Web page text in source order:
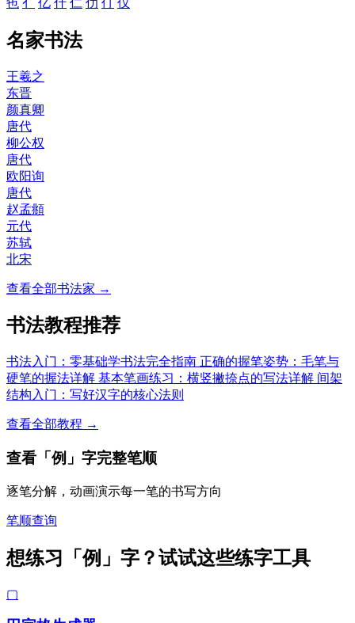
名家书法
王羲之
东晋
颜真卿
唐代
柳公权
唐代
欧阳询
唐代
赵孟頫
元代
苏轼
北宋
查看全部书法家 →
书法教程推荐
书法入门：零基础学书法完全指南 正确的握笔姿势：毛笔与
硬笔的握法详解 基本笔画练习：横竖撇捺点的写法详解 间架
结构入门：写好汉字的核心法则
查看全部教程 →
查看「例」字完整笔顺
逐笔分解，动画演示每一笔的书写方向
笔顺查询
想练习「例」字？试试这些练字工具
▢